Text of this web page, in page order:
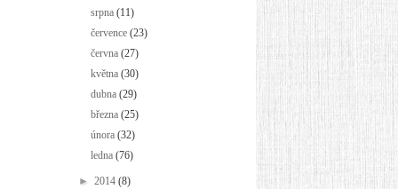
srpna(11)
července(23)
června(27)
května(30)
dubna(29)
března(25)
února(32)
ledna(76)
► 2014 (8)